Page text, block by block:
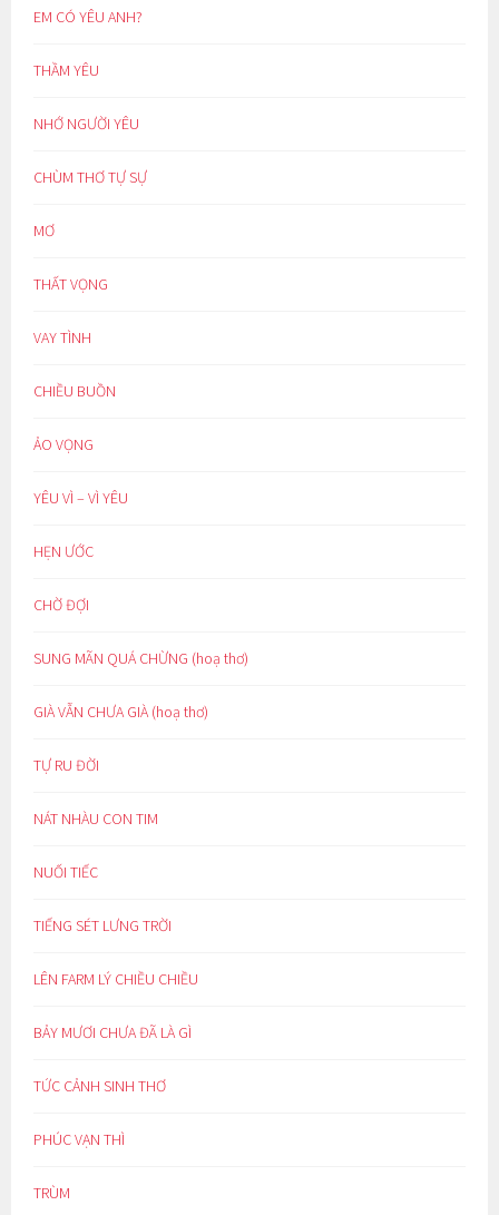
EM CÓ YÊU ANH?
THẦM YÊU
NHỚ NGƯỜI YÊU
CHÙM THƠ TỰ SỰ
MƠ
THẤT VỌNG
VAY TÌNH
CHIỀU BUỒN
ẢO VỌNG
YÊU VÌ – VÌ YÊU
HẸN ƯỚC
CHỜ ĐỢI
SUNG MÃN QUÁ CHỪNG (hoạ thơ)
GIÀ VẪN CHƯA GIÀ (hoạ thơ)
TỰ RU ĐỜI
NÁT NHÀU CON TIM
NUỐI TIẾC
TIẾNG SÉT LƯNG TRỜI
LÊN FARM LÝ CHIỀU CHIỀU
BẢY MƯƠI CHƯA ĐÃ LÀ GÌ
TỨC CẢNH SINH THƠ
PHÚC VẠN THÌ
TRÙM